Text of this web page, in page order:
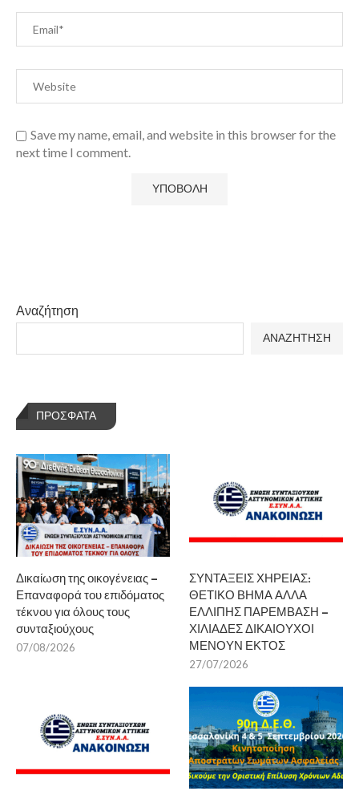
Save my name, email, and website in this browser for the
next time I comment.
Αναζήτηση
ΑΝΑΖΗΤΗΣΗ
ΠΡΌΣΦΑΤΑ
Δικαίωση της οικογένειας –
Επαναφορά του επιδόματος
τέκνου για όλους τους
συνταξιούχους
07/08/2026
ΣΥΝΤΑΞΕΙΣ ΧΗΡΕΙΑΣ:
ΘΕΤΙΚΟ ΒΗΜΑ ΑΛΛΑ
ΕΛΛΙΠΗΣ ΠΑΡΕΜΒΑΣΗ –
ΧΙΛΙΑΔΕΣ ΔΙΚΑΙΟΥΧΟΙ
ΜΕΝΟΥΝ ΕΚΤΟΣ
27/07/2026